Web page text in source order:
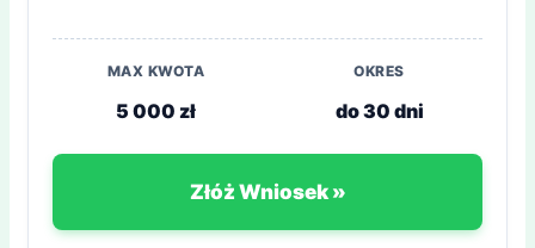
MAX KWOTA
5 000 zł
OKRES
do 30 dni
Złóż Wniosek »